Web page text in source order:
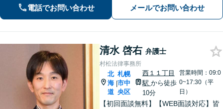
いたします。今ある問題だけではな
く、派生的・将来的な問題予防にも対
電話でお問い合わせ メールでお問い合わせ
清水 啓右 弁護士
村松法律事務所
北
海
道
|
札幌
市中
央区
西１１丁目
駅 から徒歩
10分
営業時間：09:0
0~17:30（平
日）
【初回面談無料】【WEB面談対応】皆